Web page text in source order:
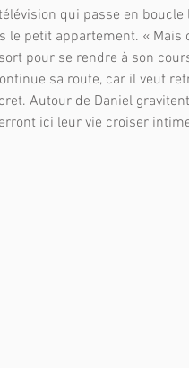
qui passe en boucle
le petit appartement. « Mais
pour se rendre à son
sa route, car il veut
Autour de Daniel
ici leur vie croiser